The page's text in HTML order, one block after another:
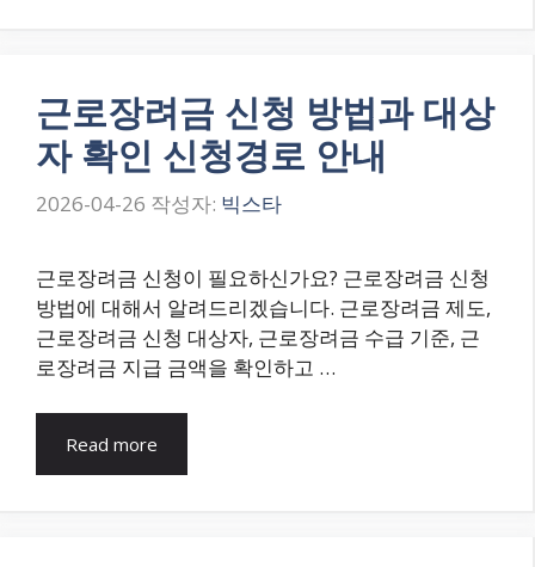
근로장려금 신청 방법과 대상
자 확인 신청경로 안내
2026-04-26 작성자: 빅스타
근로장려금 신청이 필요하신가요? 근로장려금 신청
방법에 대해서 알려드리겠습니다. 근로장려금 제도,
근로장려금 신청 대상자, 근로장려금 수급 기준, 근
로장려금 지급 금액을 확인하고 …
Read more